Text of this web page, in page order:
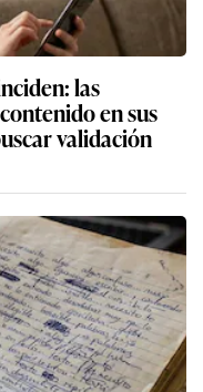
las
en sus
validación